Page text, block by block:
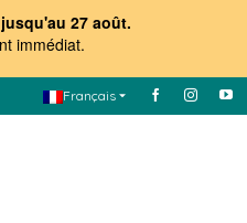
27 août.
immédiat.
Français